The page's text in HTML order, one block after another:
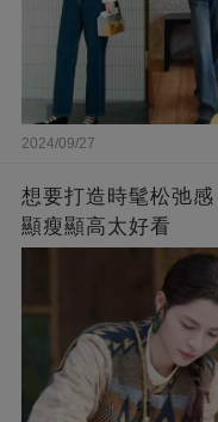
2024/09/27
想要打造時髦松弛
顯瘦顯高太好看